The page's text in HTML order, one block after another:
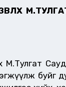
М.Тулгат